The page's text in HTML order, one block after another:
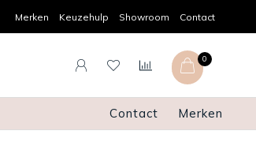
verzenden en retourneren
Merken Keuzehulp Showroom Contact
0
Contact Merken